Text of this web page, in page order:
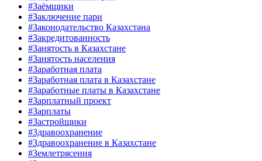
#Заёмщики
#Заключение пари
#Законодательство Казахстана
#Закредитованность
#Занятость в Казахстане
#Занятость населения
#Заработная плата
#Заработная плата в Казахстане
#Заработные платы в Казахстане
#Зарплатный проект
#Зарплаты
#Застройщики
#Здравоохранение
#Здравоохранение в Казахстане
#Землетрясения